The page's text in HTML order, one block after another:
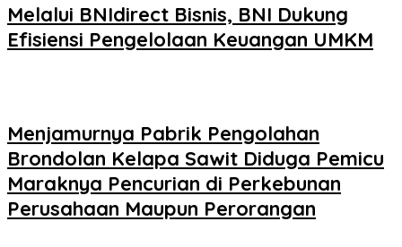
Melalui BNIdirect Bisnis, BNI Dukung
Efisiensi Pengelolaan Keuangan UMKM
Menjamurnya Pabrik Pengolahan
Brondolan Kelapa Sawit Diduga Pemicu
Maraknya Pencurian di Perkebunan
Perusahaan Maupun Perorangan